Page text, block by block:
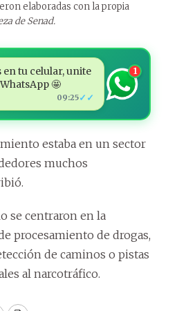
elaboradas con la propia
de Senad.
en tu celular, unite
🤩
09:25✓✓
1
estaba en un sector
muchos
se centraron en la
procesamiento de drogas,
de caminos o pistas
al narcotráfico.